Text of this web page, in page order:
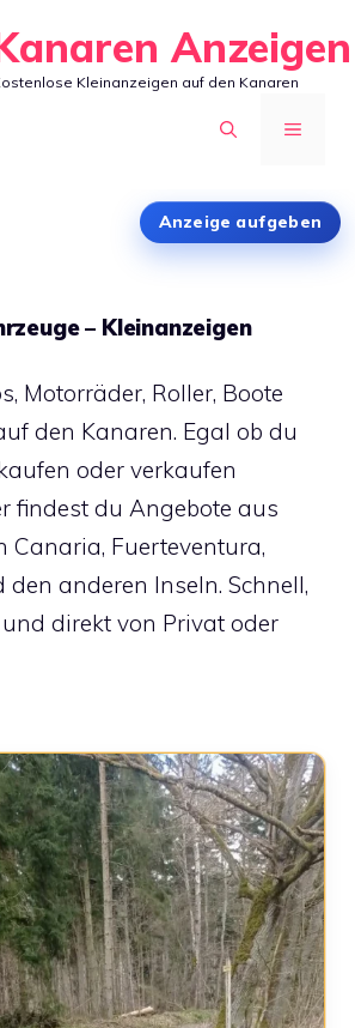
Anzeigen
Kleinanzeigen auf den Kanaren
MENÜ
Anzeige aufgeben
– Kleinanzeigen
Motorräder, Roller, Boote
den Kanaren. Egal ob du
oder verkaufen
findest du Angebote aus
Canaria, Fuerteventura,
anderen Inseln. Schnell,
direkt von Privat oder